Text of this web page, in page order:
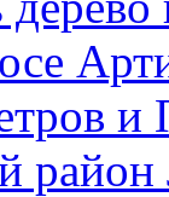
и
район